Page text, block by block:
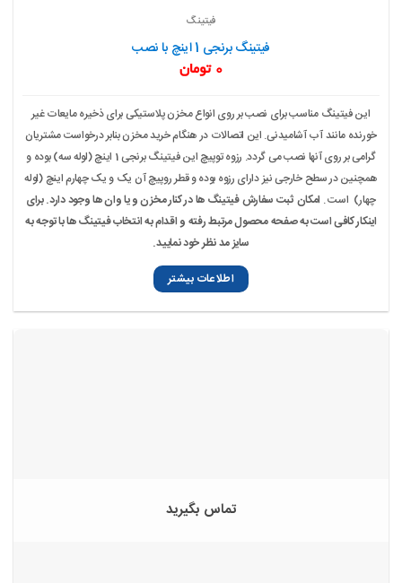
فیتینگ
فیتینگ برنجی 1 اینچ با نصب
0 تومان
این فیتینگ مناسب برای نصب بر روی انواع مخزن پلاستیکی برای ذخیره مایعات غیر
خورنده مانند آب آشامیدنی. این اتصالات در هنگام خرید مخزن بنابر درخواست مشتریان
گرامی بر روی آنها نصب می گردد. رزوه توپیچ این فیتینگ برنجی 1 اینچ (لوله سه) بوده و
همچنین در سطح خارجی نیز دارای رزوه بوده و قطر روپیچ آن یک و یک چهارم اینچ (لوله
چهار) است . امکان ثبت سفارش فیتینگ ها در کنار مخزن و یا وان ها وجود دارد. برای
اینکار کافی است به صفحه محصول مرتبط رفته و اقدام به انتخاب فیتینگ ها با توجه به
سایز مد نظر خود نمایید.
اطلاعات بیشتر
تماس بگیرید